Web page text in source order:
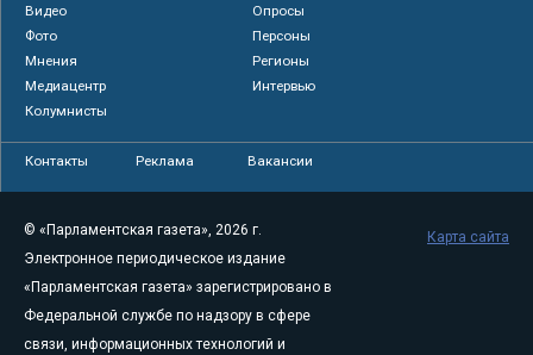
Видео
Опросы
Фото
Персоны
Мнения
Регионы
Медиацентр
Интервью
Колумнисты
Контакты Реклама Вакансии
© «Парламентская газета», 2026 г.
Электронное периодическое издание
«Парламентская газета» зарегистрировано в
Федеральной службе по надзору в сфере
связи, информационных технологий и
Карта сайта